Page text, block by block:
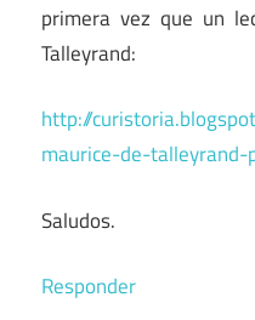
primera vez que un
Talleyrand:
http://
maurice-de-talleyrand-
Saludos.
Responder